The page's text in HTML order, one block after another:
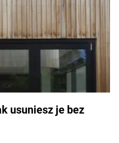
usuniesz je bez